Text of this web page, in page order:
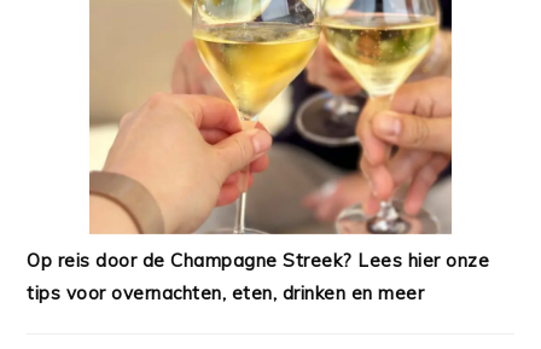
Op reis door de Champagne Streek? Lees hier onze
tips voor overnachten, eten, drinken en meer